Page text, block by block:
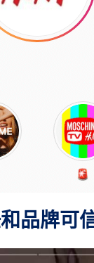
品牌可